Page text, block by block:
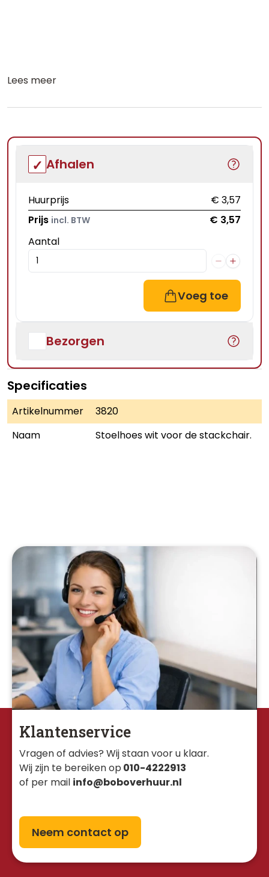
Lees meer
Afhalen
Huurprijs
€ 3,57
Prijs incl. BTW
€ 3,57
Aantal
Voeg toe
Bezorgen
Specificaties
Artikelnummer
3820
Naam
Stoelhoes wit voor de stackchair.
Klantenservice
Vragen of advies? Wij staan voor u klaar.
Wij zijn te bereiken op 010-4222913
of per mail info@boboverhuur.nl
Neem contact op